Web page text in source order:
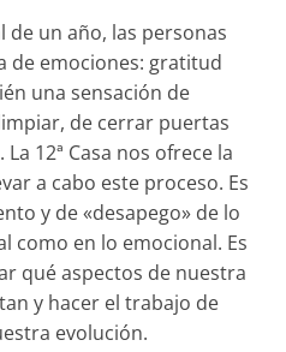
de un año, las personas
de emociones: gratitud
una sensación de
de cerrar puertas
12ª Casa nos ofrece la
a cabo este proceso. Es
y de «desapego» de lo
como en lo emocional. Es
qué aspectos de nuestra
y hacer el trabajo de
evolución.